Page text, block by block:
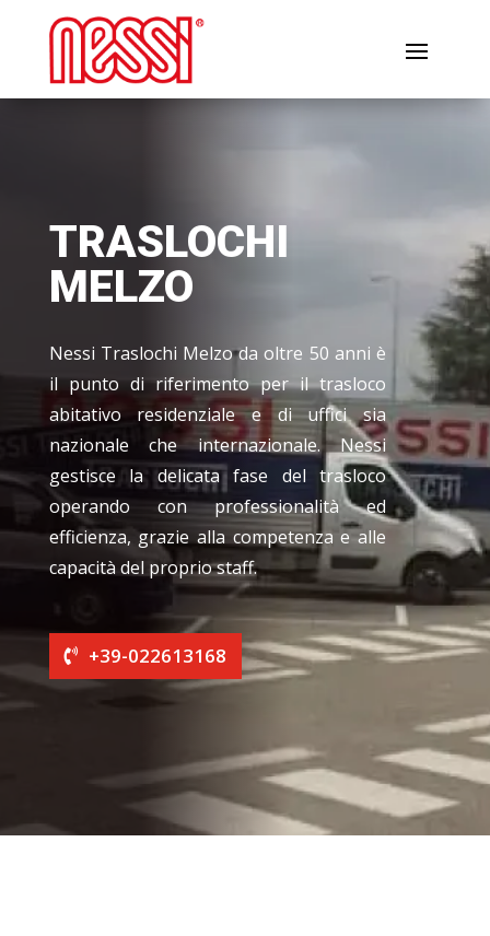
TRASLOCHI
MELZO
Nessi Traslochi Melzo da oltre 50 anni è
il punto di riferimento per il trasloco
abitativo residenziale e di uffici sia
nazionale che internazionale. Nessi
gestisce la delicata fase del trasloco
operando con professionalità ed
efficienza, grazie alla competenza e alle
capacità del proprio staff.
+39-022613168